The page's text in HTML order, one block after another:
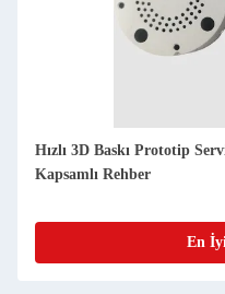
STL 3D baskı hızlı
Prototipleme Yöntemi
En